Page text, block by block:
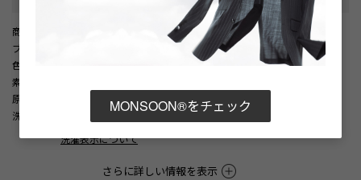
商品番号
ブランド商品番号
色
素材
原産国
洗濯記号
洗濯表示について
さらに詳しい情報を表示
MONSOON®をチェック